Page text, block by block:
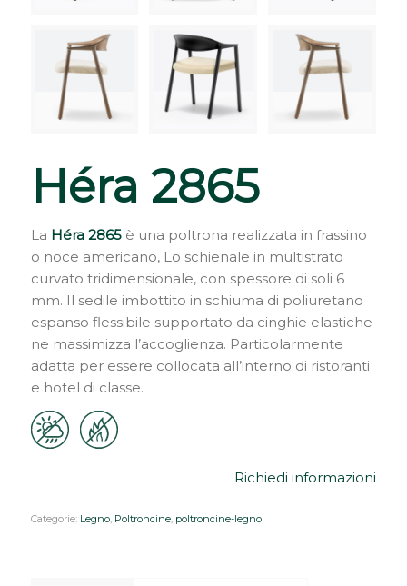
Héra 2865
La Héra 2865 è una poltrona realizzata in frassino
o noce americano, Lo schienale in multistrato
curvato tridimensionale, con spessore di soli 6
mm. Il sedile imbottito in schiuma di poliuretano
espanso flessibile supportato da cinghie elastiche
ne massimizza l’accoglienza. Particolarmente
adatta per essere collocata all’interno di ristoranti
e hotel di classe.
Richiedi informazioni
Categorie: Legno, Poltroncine, poltroncine-legno